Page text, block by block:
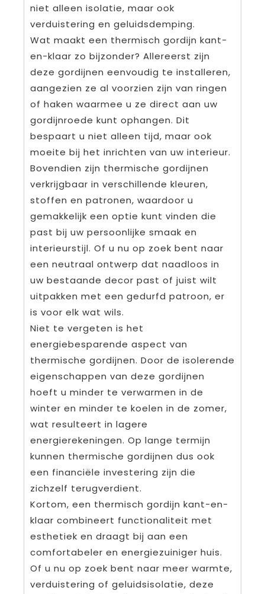
niet alleen isolatie, maar ook
verduistering en geluidsdemping.
Wat maakt een thermisch gordijn kant-
en-klaar zo bijzonder? Allereerst zijn
deze gordijnen eenvoudig te installeren,
aangezien ze al voorzien zijn van ringen
of haken waarmee u ze direct aan uw
gordijnroede kunt ophangen. Dit
bespaart u niet alleen tijd, maar ook
moeite bij het inrichten van uw interieur.
Bovendien zijn thermische gordijnen
verkrijgbaar in verschillende kleuren,
stoffen en patronen, waardoor u
gemakkelijk een optie kunt vinden die
past bij uw persoonlijke smaak en
interieurstijl. Of u nu op zoek bent naar
een neutraal ontwerp dat naadloos in
uw bestaande decor past of juist wilt
uitpakken met een gedurfd patroon, er
is voor elk wat wils.
Niet te vergeten is het
energiebesparende aspect van
thermische gordijnen. Door de isolerende
eigenschappen van deze gordijnen
hoeft u minder te verwarmen in de
winter en minder te koelen in de zomer,
wat resulteert in lagere
energierekeningen. Op lange termijn
kunnen thermische gordijnen dus ook
een financiële investering zijn die
zichzelf terugverdient.
Kortom, een thermisch gordijn kant-en-
klaar combineert functionaliteit met
esthetiek en draagt bij aan een
comfortabeler en energiezuiniger huis.
Of u nu op zoek bent naar meer warmte,
verduistering of geluidsisolatie, deze